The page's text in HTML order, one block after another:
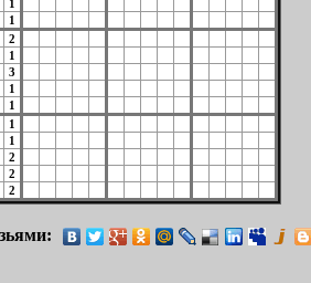
1
1
2
1
3
1
1
1
1
2
2
2